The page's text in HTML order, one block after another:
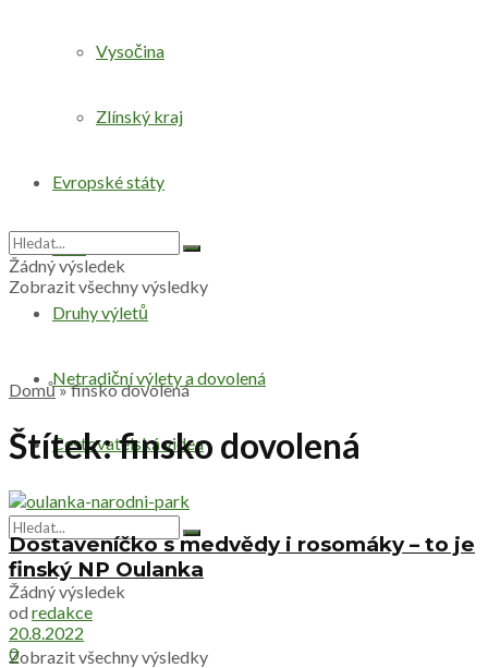
Vysočina
Zlínský kraj
Evropské státy
Svět
Druhy výletů
Netradiční výlety a dovolená
Cestovatelská videa
Žádný výsledek
Zobrazit všechny výsledky
Žádný výsledek
Zobrazit všechny výsledky
Domů»finsko dovolená
Štítek:finsko dovolená
Dostaveníčko s medvědy i rosomáky – to je
finský NP Oulanka
od redakce
20.8.2022
0